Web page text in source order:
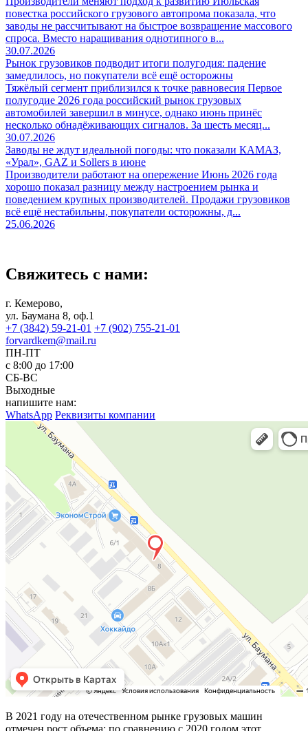
повестка российского грузового автопрома показала, что
заводы не рассчитывают на быстрое возвращение массового
спроса. Вместо наращивания однотипного в...
30.07.2026
Рынок грузовиков подводит итоги полугодия: падение
замедлилось, но покупатели всё ещё осторожны
Тяжёлый сегмент приблизился к точке равновесия Первое
полугодие 2026 года российский рынок грузовых
автомобилей завершил в минусе, однако июнь принёс
несколько обнадёживающих сигналов. За шесть месяц...
30.07.2026
Заводы не ждут идеальной погоды: что показали КАМАЗ,
«Урал», GAZ и Sollers в июне
Производители работают на опережение Июнь 2026 года
хорошо показал разницу между настроением рынка и
поведением крупных производителей. Продажи грузовиков
всё ещё нестабильны, покупатели осторожны, д...
25.06.2026
Свяжитесь с нами:
г. Кемерово,
ул. Баумана 8, оф.1
+7 (3842) 59-21-01 +7 (902) 755-21-01
forvardkem@mail.ru
ПН-ПТ
с 8:00 до 17:00
СБ-ВС
Выходные
напишите нам:
WhatsApp Реквизиты компании
В 2021 году на отечественном рынке грузовых машин
отмечен рост объема: по сравнению с 2020 годом этот